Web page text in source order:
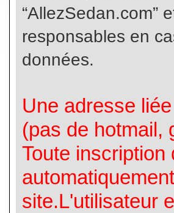
“AllezSedan.com”
responsables en
données.
Une adresse
(pas de hotmail,
Toute
site.L'utilisateur